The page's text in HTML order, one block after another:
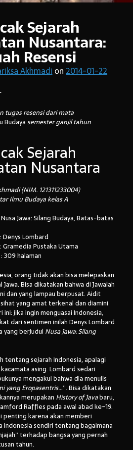
Sejarah
Nusantara:
Resensi
Akhmadi on 2014-01-22
tugas resensi dari mata
Budayasemester ganjil tahun
Sejarah
Nusantara
(NIM. 121311233004)
Ilmu Budaya kelas A
Silang Budaya, Batas-batas
Lombard
Pustaka Utama
halaman
orang tidak akan bisa melepaskan
Bisa dikatakan bahwa di Jawalah
dan yang lampau berpusat. Aidit
yang amat terkenal dan diamini
ini: jika ingin menguasai Indonesia,
dari sentimen inilah Denys Lombard
yang berjudul Nusa Jawa: Silang
tentang sejarah Indonesia, apalagi
asing. Lombard sedari
mengakui bahwa dia menulis
yang Eropasentris…”. Bisa dikatakan
merupakan History of Javabaru,
Raffles pada awal abad ke-19.
penting karena akan memberi
Indonesia sendiri tentang bagaimana
terhadap bangsa yang pernah
tahun.